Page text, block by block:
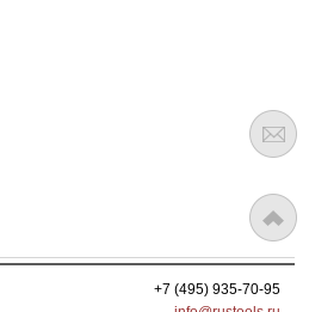
+7 (495) 935-70-95